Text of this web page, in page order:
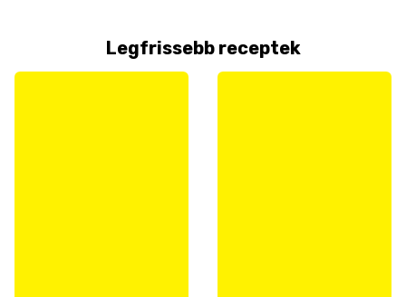
Legfrissebb receptek